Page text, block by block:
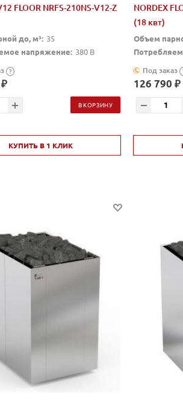
FLOOR NRFS-210NS-V12-Z
до, м³: 35
напряжение: 380 В
?
В КОРЗИНУ
КУПИТЬ В 1 КЛИК
NORDEX
(18 квт)
Объем
Под заказ
126 790 ₽